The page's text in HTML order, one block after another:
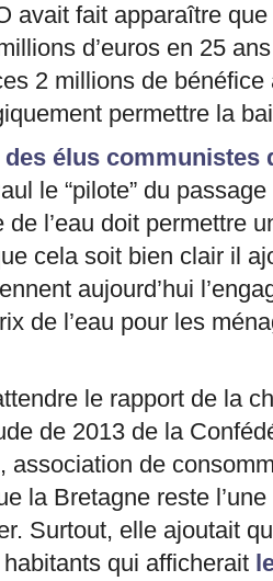
avait fait apparaître
d’euros en 25
2 millions de
permettre la
élus communistes
le “pilote” du
de l’eau doit permettre
cela soit bien clair il
aujourd’hui
de l’eau pour les
le rapport de la
de 2013 de la
association de
la Bretagne reste
Surtout, elle ajoutait
qui afficherait